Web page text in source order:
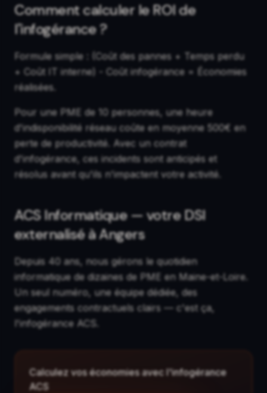
Comment calculer le ROI de
l'infogérance ?
Formule simple : (Coût des pannes + Temps perdu
+ Coût IT interne) - Coût infogérance = Économies
réalisées.
Pour une PME de 10 personnes, une heure
d'indisponibilité réseau coûte en moyenne 500€ en
perte de productivité. Avec un contrat
d'infogérance, ces incidents sont anticipés et
résolus avant qu'ils n'impactent votre activité.
ACS Informatique — votre DSI
externalisé à Angers
Depuis 40 ans, nous gérons le quotidien
informatique de dizaines de PME en Maine-et-Loire.
Un seul numéro, une équipe dédiée, des
engagements contractuels clairs — c'est ça,
l'infogérance ACS.
Calculez vos économies avec l'infogérance
ACS